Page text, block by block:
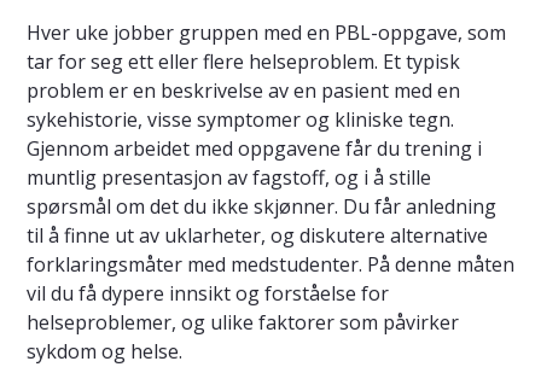
Hver uke jobber gruppen med en PBL-oppgave, som
tar for seg ett eller flere helseproblem. Et typisk
problem er en beskrivelse av en pasient med en
sykehistorie, visse symptomer og kliniske tegn.
Gjennom arbeidet med oppgavene får du trening i
muntlig presentasjon av fagstoff, og i å stille
spørsmål om det du ikke skjønner. Du får anledning
til å finne ut av uklarheter, og diskutere alternative
forklaringsmåter med medstudenter. På denne måten
vil du få dypere innsikt og forståelse for
helseproblemer, og ulike faktorer som påvirker
sykdom og helse.